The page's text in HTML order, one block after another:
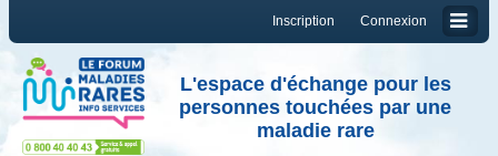
Connexion
Inscription
L'espace d'échange pour les
personnes touchées par une
maladie rare